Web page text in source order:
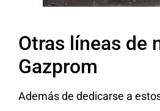
Otras líneas de
Gazprom
Además de dedicarse a